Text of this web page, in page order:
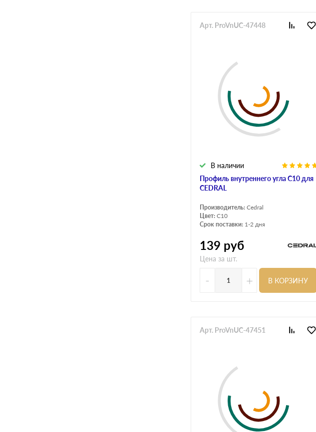
Профиль внутреннего угла С10 для
CEDRAL
В наличии
Арт. ProVnUC-47448
Производитель: Cedral
Цвет: C10
Срок поставки: 1-2 дня
139 руб
Цена за шт.
- + В КОРЗИНУ
Арт. ProVnUC-47451